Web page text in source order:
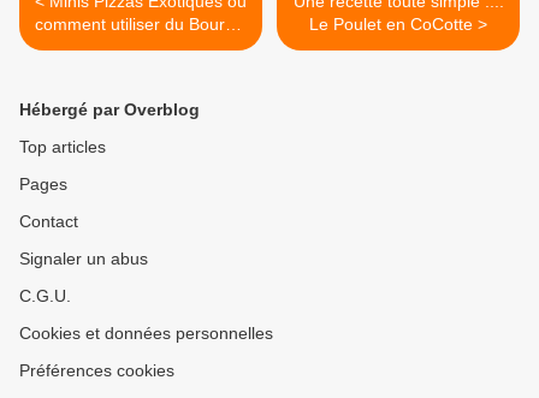
comment utiliser du Boursin
Cuisine
Le Poulet en CoCotte >
Hébergé par Overblog
Top articles
Pages
Contact
Signaler un abus
C.G.U.
Cookies et données personnelles
Préférences cookies